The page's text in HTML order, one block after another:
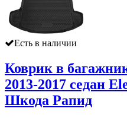
Есть в наличии
Коврик в
2013-2017 седан
Шкода Рапид